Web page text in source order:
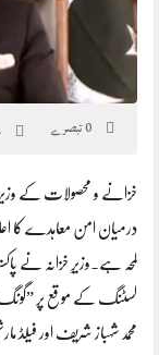
خزانے و محصولات کے وزیر
درمیان امن معاہدے کا
لمحہ ہے۔وزیرِ خزانہ نے
لسٹنگ کے موقع پر
محمد شہباز شریف اور فیلڈ